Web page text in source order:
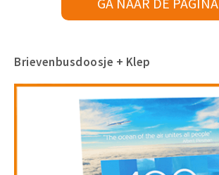
Brievenbusdoosje + Klep